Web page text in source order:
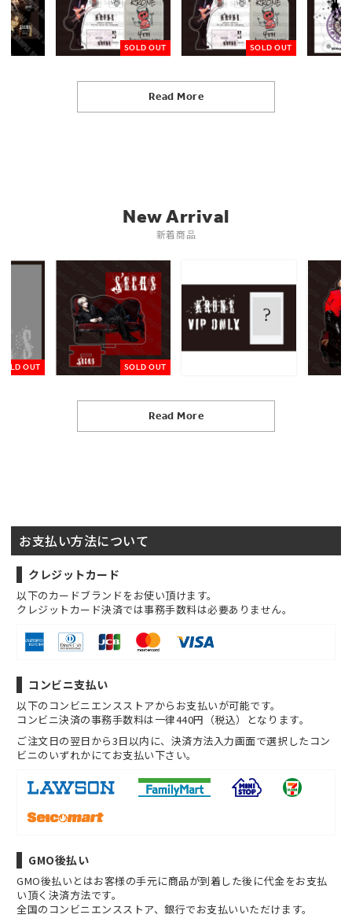
SOLD OUT SOLD OUT
Read More
New Arrival
新着商品
OUT SOLD OUT
Read More
お支払い方法について
クレジットカード
以下のカードブランドをお使い頂けます。
クレジットカード決済では事務手数料は必要ありません。
コンビニ支払い
以下のコンビニエンスストアからお支払いが可能です。
コンビニ決済の事務手数料は一律440円（税込）となります。
ご注文日の翌日から3日以内に、決済方法入力画面で選択したコン
ビニのいずれかにてお支払い下さい。
GMO後払い
GMO後払いとはお客様の手元に商品が到着した後に代金をお支払
い頂く決済方法です。
全国のコンビニエンスストア、銀行でお支払いいただけます。